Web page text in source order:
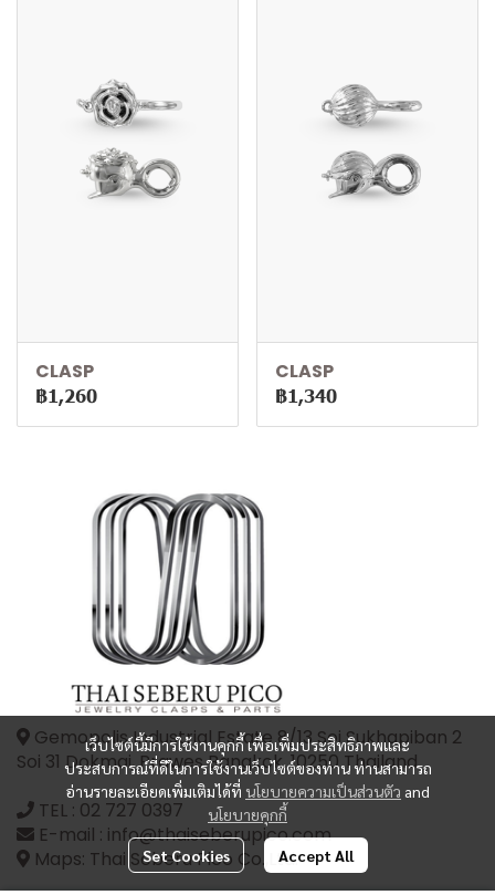
CLASP
฿1,260
CLASP
฿1,340
เว็บไซต์นี้มีการใช้งานคุกกี้ เพื่อเพิ่มประสิทธิภาพและ
ประสบการณ์ที่ดีในการใช้งานเว็บไซต์ของท่าน ท่านสามารถ
อ่านรายละเอียดเพิ่มเติมได้ที่ นโยบายความเป็นส่วนตัว and
นโยบายคุกกี้
Set Cookies Accept All
Gemopolis Industrial Estate 8/13 Soi Sukhapiban 2
Soi 31 Dokmai, Prawes Bangkok, 10250 Thailand
TEL : 02 727 0397
E-mail : info@thaiseberupico.com
Maps: Thai Seberu Pico Co.,Ltd.